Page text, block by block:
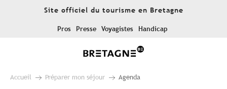
Site officiel du tourisme en Bretagne
Pros Presse Voyagistes Handicap
Accueil Préparer mon séjour Agenda